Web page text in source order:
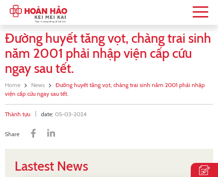
Đường huyết tăng vọt, chàng trai sinh
năm 2001 phải nhập viện cấp cứu
ngay sau tết.
Home News
Đường huyết tăng vọt, chàng trai sinh năm 2001 phải nhập
viện cấp cứu ngay sau tết.
Thành tựu date: 05-03-2024
Share
Lastest News